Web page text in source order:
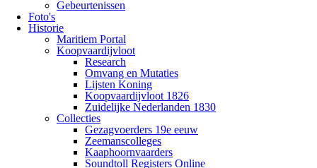
Gebeurtenissen
Foto's
Historie
Maritiem Portal
Koopvaardijvloot
Research
Omvang en Mutaties
Lijsten Koning
Koopvaardijvloot 1826
Zuidelijke Nederlanden 1830
Collecties
Gezagvoerders 19e eeuw
Zeemanscolleges
Kaaphoornvaarders
Soundtoll Registers Online